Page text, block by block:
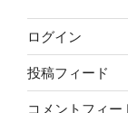
ログイン
投稿フィード
コメントフィー